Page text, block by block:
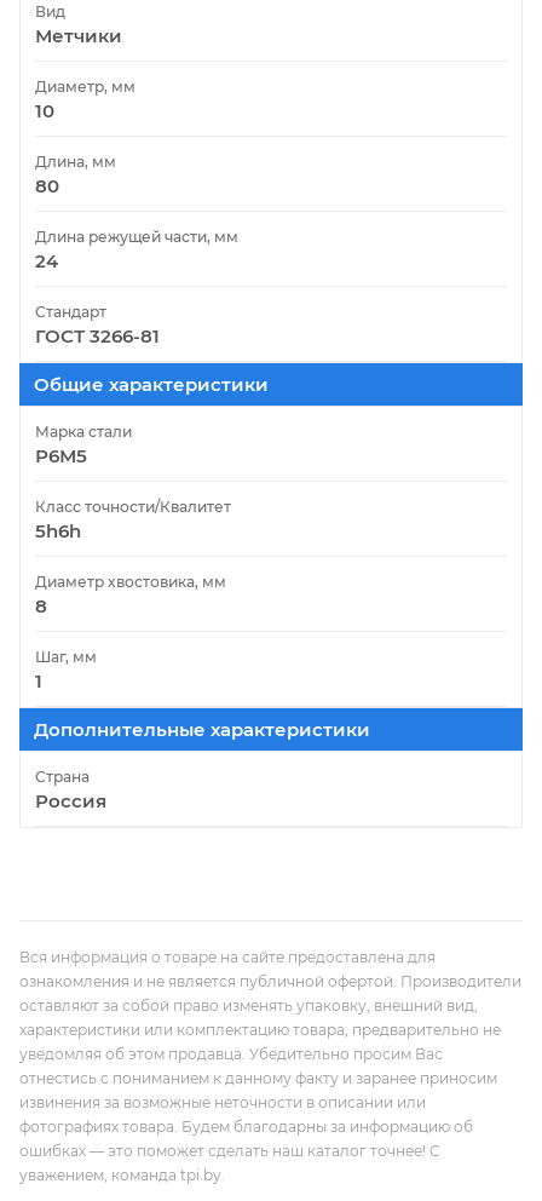
Вид
Метчики
Диаметр, мм
10
Длина, мм
80
Длина режущей части, мм
24
Стандарт
ГОСТ 3266-81
Общие характеристики
Марка стали
Р6М5
Класс точности/Квалитет
5h6h
Диаметр хвостовика, мм
8
Шаг, мм
1
Дополнительные характеристики
Страна
Россия
Вся информация о товаре на сайте предоставлена для
ознакомления и не является публичной офертой. Производители
оставляют за собой право изменять упаковку, внешний вид,
характеристики или комплектацию товара, предварительно не
уведомляя об этом продавца. Убедительно просим Вас
отнестись с пониманием к данному факту и заранее приносим
извинения за возможные неточности в описании или
фотографиях товара. Будем благодарны за информацию об
ошибках — это поможет сделать наш каталог точнее! С
уважением, команда tpi.by.